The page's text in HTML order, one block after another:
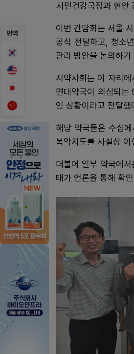
번역
시민건강국장과 현안
이번 간담회는 서울
공식 전달하고, 청소
관리 방안을 논의하기
시약사회는 이 자리
면대약국이 의심되
인 상황이라고 전달했
해당 약국들은 수십
복약지도를 사실상
더불어 일부 약국에
태가 언론을 통해 확